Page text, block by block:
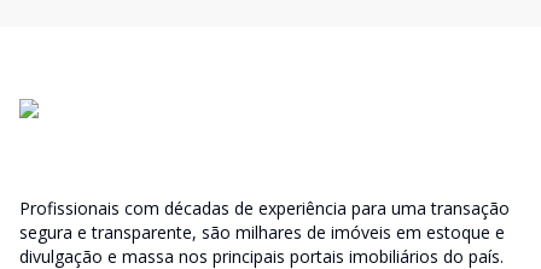
Profissionais com décadas de experiência para uma transação
segura e transparente, são milhares de imóveis em estoque e
divulgação e massa nos principais portais imobiliários do país.